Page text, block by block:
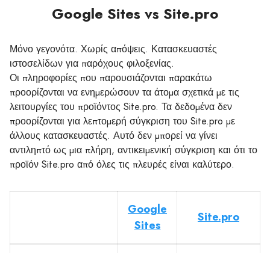
Google Sites vs Site.pro
Μόνο γεγονότα. Χωρίς απόψεις. Κατασκευαστές
ιστοσελίδων για παρόχους φιλοξενίας.
Οι πληροφορίες που παρουσιάζονται παρακάτω
προορίζονται να ενημερώσουν τα άτομα σχετικά με τις
λειτουργίες του προϊόντος Site.pro. Τα δεδομένα δεν
προορίζονται για λεπτομερή σύγκριση του Site.pro με
άλλους κατασκευαστές. Αυτό δεν μπορεί να γίνει
αντιληπτό ως μια πλήρη, αντικειμενική σύγκριση και ότι το
προϊόν Site.pro από όλες τις πλευρές είναι καλύτερο.
Google
Sites
Site.pro